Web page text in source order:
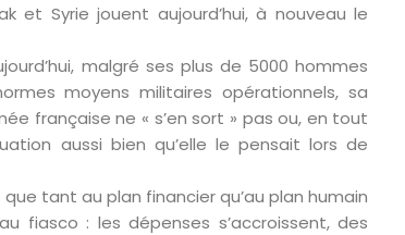
et Syrie jouent aujourd’hui, à nouveau le
malgré ses plus de 5000 hommes
moyens militaires opérationnels, sa
française ne « s’en sort » pas ou, en tout
aussi bien qu’elle le pensait lors de
tant au plan financier qu’au plan humain
fiasco : les dépenses s’accroissent, des